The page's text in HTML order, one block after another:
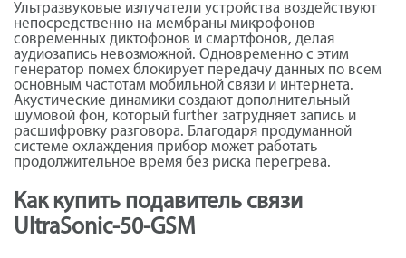
Ультразвуковые излучатели устройства воздействуют
непосредственно на мембраны микрофонов
современных диктофонов и смартфонов, делая
аудиозапись невозможной. Одновременно с этим
генератор помех блокирует передачу данных по всем
основным частотам мобильной связи и интернета.
Акустические динамики создают дополнительный
шумовой фон, который further затрудняет запись и
расшифровку разговора. Благодаря продуманной
системе охлаждения прибор может работать
продолжительное время без риска перегрева.
Как купить подавитель связи
UltraSonic-50-GSM